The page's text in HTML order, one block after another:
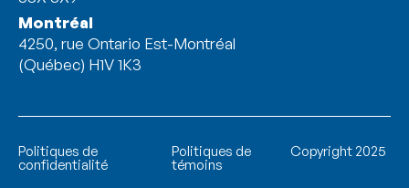
Montréal
4250, rue Ontario Est-Montréal
(Québec) H1V 1K3
Politiques de
confidentialité
Politiques de
témoins
Copyright 2025